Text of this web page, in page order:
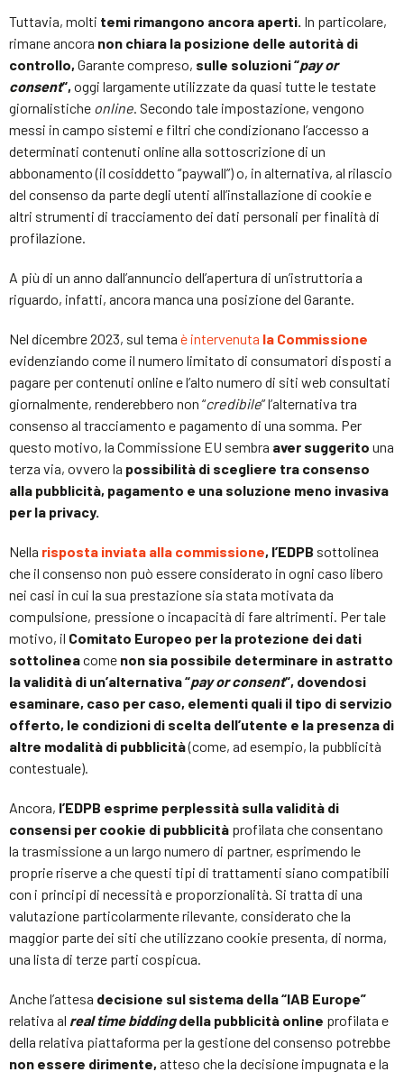
Tuttavia, molti temi rimangono ancora aperti. In particolare,
rimane ancora non chiara la posizione delle autorità di
controllo, Garante compreso, sulle soluzioni “pay or
consent“, oggi largamente utilizzate da quasi tutte le testate
giornalistiche online . Secondo tale impostazione, vengono
messi in campo sistemi e filtri che condizionano l’accesso a
determinati contenuti online alla sottoscrizione di un
abbonamento (il cosiddetto “paywall”) o, in alternativa, al rilascio
del consenso da parte degli utenti all’installazione di cookie e
altri strumenti di tracciamento dei dati personali per finalità di
profilazione.
A più di un anno dall’annuncio dell’apertura di un’istruttoria a
riguardo, infatti, ancora manca una posizione del Garante.
Nel dicembre 2023, sul tema è intervenuta la Commissione
evidenziando come il numero limitato di consumatori disposti a
pagare per contenuti online e l’alto numero di siti web consultati
giornalmente, renderebbero non “credibile” l’alternativa tra
consenso al tracciamento e pagamento di una somma. Per
questo motivo, la Commissione EU sembra aver suggerito una
terza via, ovvero la possibilità di scegliere tra consenso
alla pubblicità, pagamento e una soluzione meno invasiva
per la privacy.
Nella risposta inviata alla commissione, l’EDPB sottolinea
che il consenso non può essere considerato in ogni caso libero
nei casi in cui la sua prestazione sia stata motivata da
compulsione, pressione o incapacità di fare altrimenti. Per tale
motivo, il Comitato Europeo per la protezione dei dati
sottolineacome non sia possibile determinare in astratto
la validità di un’alternativa “pay or consent“, dovendosi
esaminare, caso per caso, elementi quali il tipo di servizio
offerto, le condizioni di scelta dell’utente e la presenza di
altre modalità di pubblicità(come, ad esempio, la pubblicità
contestuale).
Ancora, l’EDPB esprime perplessità sulla validità di
consensi per cookie di pubblicità profilata che consentano
la trasmissione a un largo numero di partner, esprimendo le
proprie riserve a che questi tipi di trattamenti siano compatibili
con i principi di necessità e proporzionalità. Si tratta di una
valutazione particolarmente rilevante, considerato che la
maggior parte dei siti che utilizzano cookie presenta, di norma,
una lista di terze parti cospicua.
Anche l’attesa decisione sul sistema della “IAB Europe”
relativa al real time biddingdella pubblicità online profilata e
della relativa piattaforma per la gestione del consenso potrebbe
non essere dirimente, atteso che la decisione impugnata e la